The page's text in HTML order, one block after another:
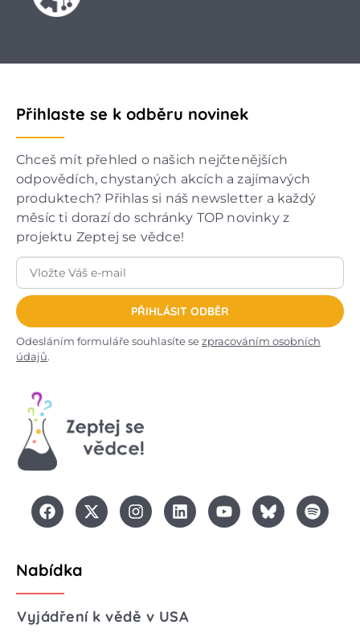
Přihlaste se k odběru novinek
Chceš mít přehled o našich nejčtenějších
odpovědích, chystaných akcích a zajímavých
produktech? Přihlas si náš newsletter a každý
měsíc ti dorazí do schránky TOP novinky z
projektu Zeptej se vědce!
PŘIHLÁSIT ODBĚR
Odesláním formuláře souhlasíte sezpracováním osobních
údajů.
Nabídka
Vyjádření k vědě v USA